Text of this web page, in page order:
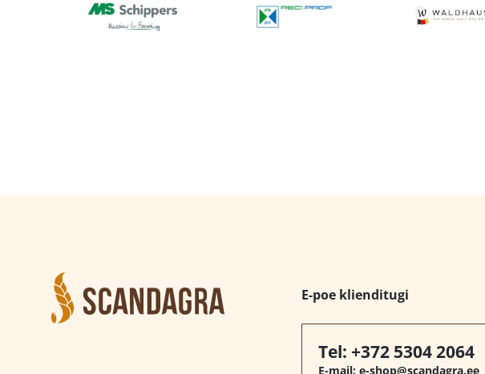
E-poe klienditugi
Tel: +372 5304 2064
E-mail: e-shop@scandagra.ee